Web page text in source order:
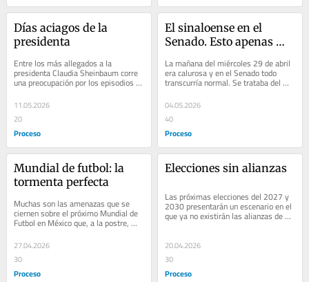
Días aciagos de la
presidenta
Entre los más allegados a la
presidenta Claudia Sheinbaum corre
una preocupación por los episodios
de ira que ha manifestado en varias
ocasiones,...
11.05.2026
20
Proceso
El sinaloense en el
Senado. Esto apenas
La mañana del miércoles 29 de abril
era calurosa y en el Senado todo
transcurría normal. Se trataba del
ordinario y...
04.05.2026
40
Proceso
Mundial de futbol: la
tormenta perfecta
Muchas son las amenazas que se
ciernen sobre el próximo Mundial de
Futbol en México que, a la postre,
parecería perfilarse como la
tormenta...
27.04.2026
30
Proceso
Elecciones sin alianzas
Las próximas elecciones del 2027 y
2030 presentarán un escenario en el
que ya no existirán las alianzas de
los procesos electorales anteriores,...
20.04.2026
30
Proceso